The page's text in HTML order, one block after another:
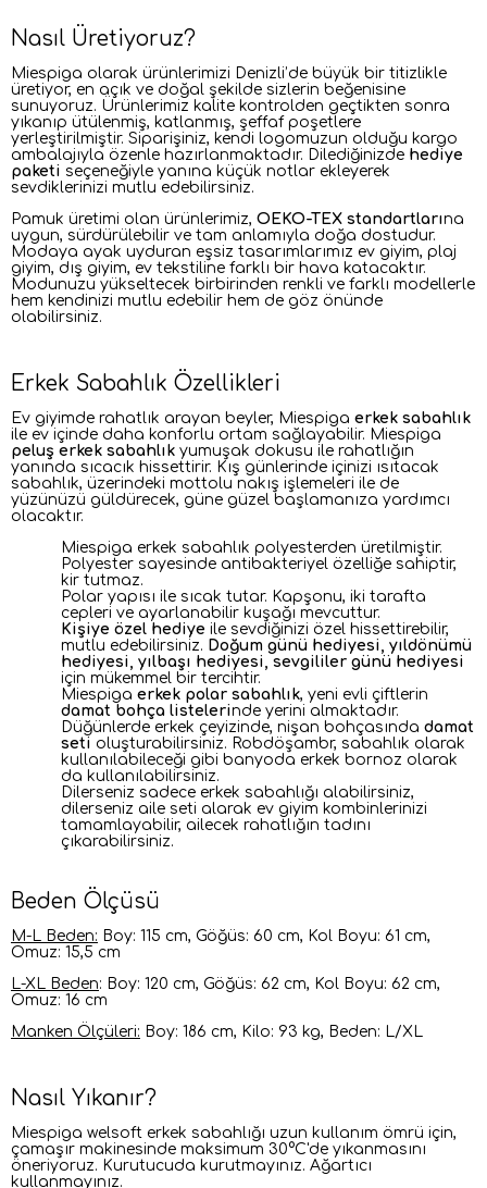
Nasıl Üretiyoruz?
Miespiga olarak ürünlerimizi Denizli’de büyük bir titizlikle
üretiyor, en açık ve doğal şekilde sizlerin beğenisine
sunuyoruz. Ürünlerimiz kalite kontrolden geçtikten sonra
yıkanıp ütülenmiş, katlanmış, şeffaf poşetlere
yerleştirilmiştir. Siparişiniz, kendi logomuzun olduğu kargo
ambalajıyla özenle hazırlanmaktadır. Dilediğinizde hediye
paketi seçeneğiyle yanına küçük notlar ekleyerek
sevdiklerinizi mutlu edebilirsiniz.
Pamuk üretimi olan ürünlerimiz, OEKO-TEX standartlarına
uygun, sürdürülebilir ve tam anlamıyla doğa dostudur.
Modaya ayak uyduran eşsiz tasarımlarımız ev giyim, plaj
giyim, dış giyim, ev tekstiline farklı bir hava katacaktır.
Modunuzu yükseltecek birbirinden renkli ve farklı modellerle
hem kendinizi mutlu edebilir hem de göz önünde
olabilirsiniz.
Erkek Sabahlık Özellikleri
Ev giyimde rahatlık arayan beyler, Miespiga erkek sabahlık
ile ev içinde daha konforlu ortam sağlayabilir. Miespiga
peluş erkek sabahlık yumuşak dokusu ile rahatlığın
yanında sıcacık hissettirir. Kış günlerinde içinizi ısıtacak
sabahlık, üzerindeki mottolu nakış işlemeleri ile de
yüzünüzü güldürecek, güne güzel başlamanıza yardımcı
olacaktır.
Miespiga erkek sabahlık polyesterden üretilmiştir.
Polyester sayesinde antibakteriyel özelliğe sahiptir,
kir tutmaz.
Polar yapısı ile sıcak tutar. Kapşonu, iki tarafta
cepleri ve ayarlanabilir kuşağı mevcuttur.
Kişiye özel hediye ile sevdiğinizi özel hissettirebilir,
mutlu edebilirsiniz. Doğum günü hediyesi, yıldönümü
hediyesi, yılbaşı hediyesi, sevgililer günü hediyesi
için mükemmel bir tercihtir.
Miespiga erkek polar sabahlık, yeni evli çiftlerin
damat bohça listelerinde yerini almaktadır.
Düğünlerde erkek çeyizinde, nişan bohçasında damat
seti oluşturabilirsiniz. Robdöşambr, sabahlık olarak
kullanılabileceği gibi banyoda erkek bornoz olarak
da kullanılabilirsiniz.
Dilerseniz sadece erkek sabahlığı alabilirsiniz,
dilerseniz aile seti alarak ev giyim kombinlerinizi
tamamlayabilir, ailecek rahatlığın tadını
çıkarabilirsiniz.
Beden Ölçüsü
M-L Beden: Boy: 115 cm, Göğüs: 60 cm, Kol Boyu: 61 cm,
Omuz: 15,5 cm
L-XL Beden: Boy: 120 cm, Göğüs: 62 cm, Kol Boyu: 62 cm,
Omuz: 16 cm
Manken Ölçüleri: Boy: 186 cm, Kilo: 93 kg, Beden: L/XL
Nasıl Yıkanır?
Miespiga welsoft erkek sabahlığı uzun kullanım ömrü için,
çamaşır makinesinde maksimum 30°C'de yıkanmasını
öneriyoruz. Kurutucuda kurutmayınız. Ağartıcı
kullanmayınız.